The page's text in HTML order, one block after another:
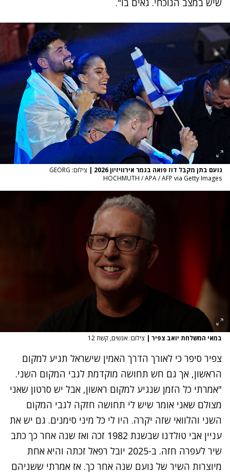
שיש במצב הנוכחי. גאים בו".
נועם בתן מקבל דוז פואה בגמר אירוויזיון 2026 |
צילום: GEORG
HOCHMUTH / APA / AFP via Getty Images
במאי המשלחת יואב צפיר | צילום: אנשים, קשת 12
צפיר סיפר כי לאורך הדרך האמין שישראל תגיע למקום
הראשון, אך גם חש תחושה מוקדמת לגבי המקום השני.
"אמרתי כל הזמן שנגיע למקום ראשון, אבל יש סרטון שאני
מצולם שאני אומר שיש לי תחושה חזקה לגבי המקום
השני והלוואי שזה יקרה. היו לי כל מיני סימנים. גם יש את
עניין אבי טולדנו שבשנת 1982 זכה ואז שנה אחר כך כתב
שיר לעפרה חזה. ב-2025 יובל רפאל זכתה והיא אחת
מיוצרות השיר של נועם שנה אחר כך. אז אמרתי ששניהם